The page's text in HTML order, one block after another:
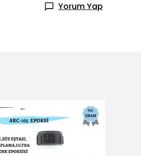
Yorum Yap